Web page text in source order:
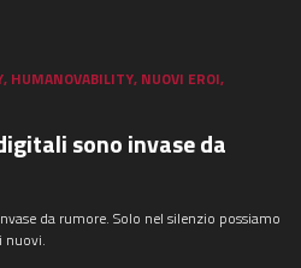
, HUMANOVABILITY, NUOVI EROI,
sono invase da
da rumore. Solo nel silenzio possiamo
nuovi.